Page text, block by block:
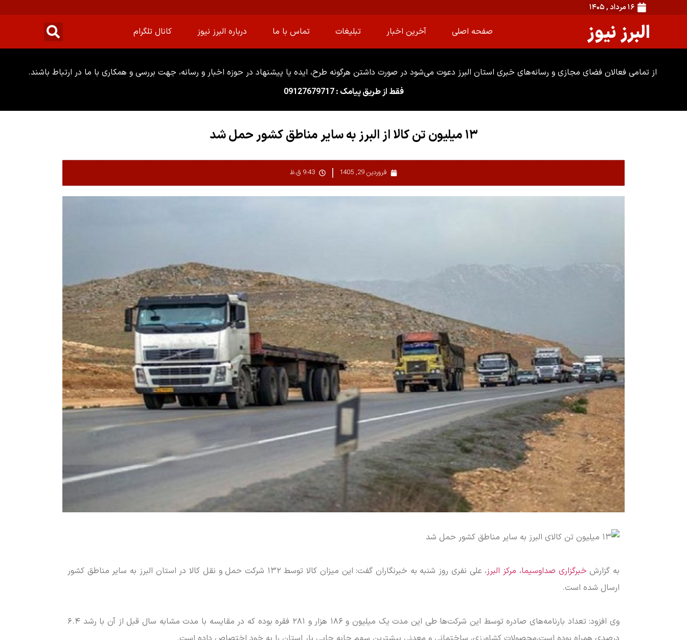
۱۶ مرداد , ۱۴۰۵
البرز نیوز صفحه اصلی آخرین اخبار تبلیغات تماس با ما درباره البرز نیوز کانال تلگرام
از تمامی فعالان فضای مجازی و رسانه‌های خبری استان البرز دعوت می‌شود در صورت داشتن هرگونه طرح، ایده یا پیشنهاد در حوزه اخبار و رسانه، جهت بررسی و همکاری با ما در ارتباط باشند.
فقط از طریق پیامک : 09127679717
۱۳ میلیون تن کالا از البرز به سایر مناطق کشور حمل شد
فروردین 29, 1405 9:43 ق.ظ
به گزارش خبرگزاری صداوسیما، مرکز البرز
، علی نفری روز شنبه به خبرنگاران گفت: این میزان کالا توسط ١٣٢ شرکت حمل و نقل کالا در استان البرز به سایر مناطق کشور
ارسال شده است.
وی افزود: تعداد بارنامه‌های صادره توسط این شرکت‌ها طی این مدت یک میلیون و ١٨۶ هزار و ٢٨١ فقره بوده که در مقایسه با مدت مشابه سال قبل از آن با رشد ۶.۴